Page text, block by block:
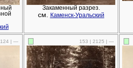
Закаменный разрез.
см. Каменск-Уральский
| — 153 | 2125 | —